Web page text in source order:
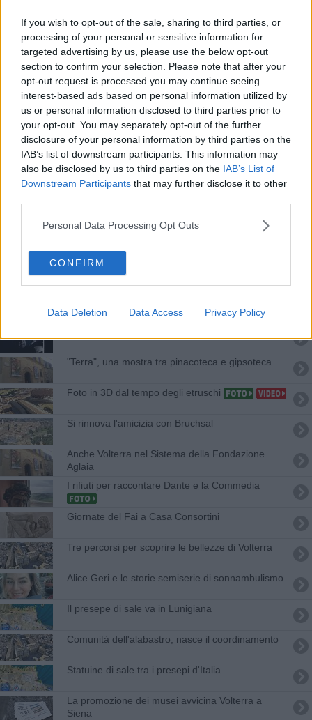
If you wish to opt-out of the sale, sharing to third parties, or
processing of your personal or sensitive information for
targeted advertising by us, please use the below opt-out
section to confirm your selection. Please note that after your
opt-out request is processed you may continue seeing
interest-based ads based on personal information utilized by
us or personal information disclosed to third parties prior to
your opt-out. You may separately opt-out of the further
disclosure of your personal information by third parties on the
IAB’s list of downstream participants. This information may
also be disclosed by us to third parties on the IAB’s List of
Downstream Participants that may further disclose it to other
Personal Data Processing Opt Outs
CONFIRM
Data Deletion Data Access Privacy Policy
"Persio Flacco", parte la nuova stagione teatrale
La Nuova Tinaia espone a Palazzo dei priori
Nei sotterranei della Pinacoteca 5 nuove opere
Il tango di Barbara e Francesco allo Spazio Nu
Il fantasy torna nuovamente in Valdicecina
Riscoperta la Badia, presto un museo per i reperti
Riapre il Museo Guarnacci scrigno d'arte etrusca
Savelli, due dipinti in dono alla città
Volterra all'Elba nel segno degli etruschi
"Terra", una mostra tra pinacoteca e gipsoteca
Foto in 3D dal tempo degli etruschi
Si rinnova l'amicizia con Bruchsal
Anche Volterra nel Sistema della Fondazione
Aglaia
I rifiuti per raccontare Dante e la Commedia
Giornate del Fai a Casa Consortini
Tre percorsi per scoprire le bellezze di Volterra
Alice Geri e le storie semiserie di sonnambulismo
Il presepe di sale va in Lunigiana
Comunità dell'alabastro, nasce il coordinamento
Statuine di sale tra i presepi d'Italia
La promozione dei musei avvicina Volterra a
Siena